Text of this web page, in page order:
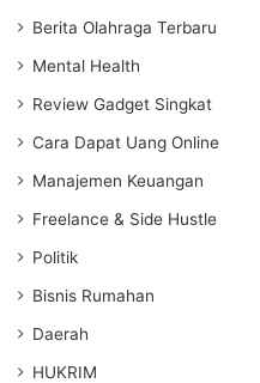
Berita Olahraga Terbaru
Mental Health
Review Gadget Singkat
Cara Dapat Uang Online
Manajemen Keuangan
Freelance & Side Hustle
Politik
Bisnis Rumahan
Daerah
HUKRIM